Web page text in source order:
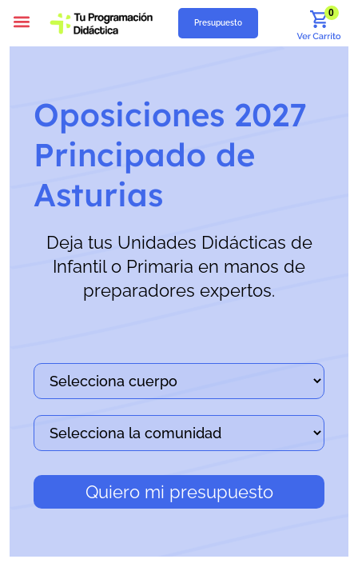
Presupuesto
0
Oposiciones 2027
Principado de
Asturias
Deja tus Unidades Didácticas de
Infantil o Primaria en manos de
preparadores expertos.
Quiero mi presupuesto